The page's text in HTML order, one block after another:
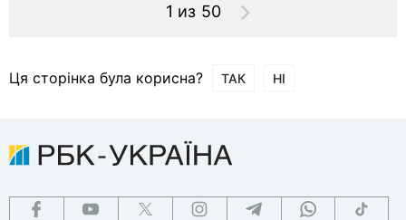
1 из 50
Ця сторінка була корисна? ТАК НІ